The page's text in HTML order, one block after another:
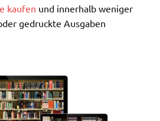
kaufen und innerhalb weniger
gedruckte Ausgaben